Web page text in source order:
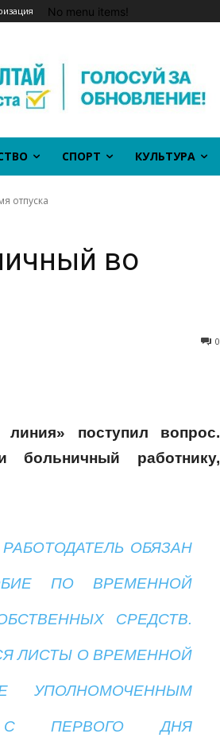
No menu items!
СПОРТ КУЛЬТУРА
отпуска
во
0
поступил вопрос.
больничный работнику,
РАБОТОДАТЕЛЬОБЯЗАН
ПО ВРЕМЕННОЙ
СРЕДСТВ.
ЛИСТЫ О ВРЕМЕННОЙ
УПОЛНОМОЧЕННЫМ
С ПЕРВОГО ДНЯ